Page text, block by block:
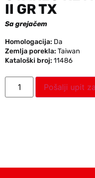
II GR TX
Sa grejačem
Homologacija: Da
Zemlja porekla: Taiwan
Kataloški broj: 11486
Pošalji upit